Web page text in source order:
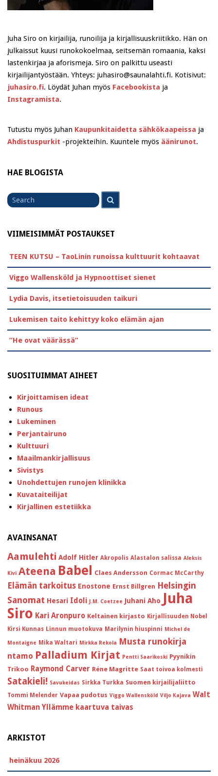
Juha Siro on kirjailija, runoilija ja kirjallisuuskriitikko. Hän on
julkaissut kuusi runokokoelmaa, seitsemän romaania, kaksi
lastenkirjaa ja aforismeja. Siro on palkittu useasti
kirjailijantyöstään. Yhteys: juhasiro@saunalahti.fi. Kotisivut:
juhasiro.fi. Löydät Juhan myös Facebookista ja
Instagramista.
Tutustu myös Juhan Kaupunkitaidetta sähkökaapeissa ja
Ahdistuspurkit -projekteihin. Kuuntele myös äänirunot.
HAE BLOGISTA
Search
for
VIIMEISIMMÄT POSTAUKSET
TEEN KUTSU – TaoLinin runoissa kulttuurit kohtaavat
Viggo Wallensköld ja Hypnoottiset sienet
Lydia Davis, itsetietoisuuden taikuri
Lukemisen taito kehittyy koko elämän ajan
”He ovat väärässä”
SUOSITUIMMAT AIHEET
Kirjoittamisen ideat
Runous
Lukeminen
Perjantairuno
Kulttuuri
Maailmankirjallisuus
Sivistys
Unohdettujen runojen klinikka
Kuvataiteilijat
Kirjallinen estetiikka
AVAINSANAT
Aamulehti Adolf Hitler Akropolis Alastalon salissa Aleksis
Kivi Ateena Babel Claes Andersson Cormac McCarthy
Elämän tarkoitus Enostone Ernst Billgren Helsingin
Sanomat Hesari Idoli J.M. Coetzee Juhani Aho Juha
Siro Kari Aronpuro Keltainen kirjasto Kirjallisuuden Nobel
Kirsi Kunnas Linnun muotokuva Marilynin hiuspinni Michel de
Montaigne Mika Waltari Mirkka Rekola Musta runokirja
ntamo Palladium Kirjat Pentti Saarikoski Pyynikin
Trikoo Raymond Carver Réne Magritte Saat toivoa kolmesti
Satakieli! Savukeidas Sirkka Turkka Suomen kirjailijaliitto
Tommi Melender Vapaa pudotus Viggo Wallensköld Viljo Kajava Walt
Whitman Yllämme kaartuva taivas
ARKISTOT
heinäkuu 2026